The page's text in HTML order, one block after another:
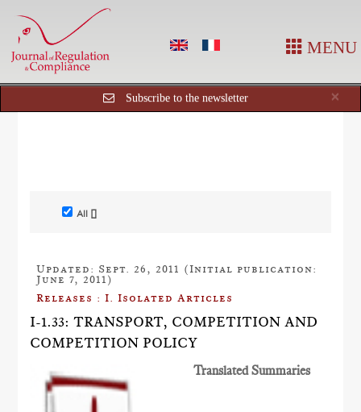
MENU
×
Subscribe to the newsletter
All []
Updated: Sept. 26, 2011 (Initial publication:
June 7, 2011)
Releases : I. Isolated Articles
I-1.33: TRANSPORT, COMPETITION AND
COMPETITION POLICY
Translated Summaries